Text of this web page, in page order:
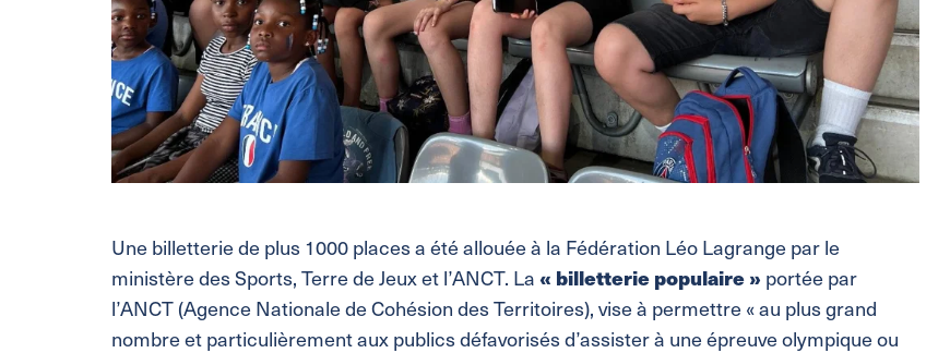
Une billetterie de plus 1000 places a été allouée à la Fédération Léo Lagrange par le
ministère des Sports, Terre de Jeux et l’ANCT. La « billetterie populaire » portée par
l’ANCT (Agence Nationale de Cohésion des Territoires), vise à permettre « au plus grand
nombre et particulièrement aux publics défavorisés d’assister à une épreuve olympique ou